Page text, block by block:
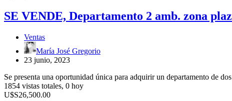
Departamento
2
zona
Mar
del
Plata
SE VENDE, Departamento 2 amb. zona
Ventas
María José Gregorio
23 junio, 2023
Se presenta una oportunidad única para adquirir un departamento de
1854 vistas totales, 0 hoy
EN
U$S26,500.00